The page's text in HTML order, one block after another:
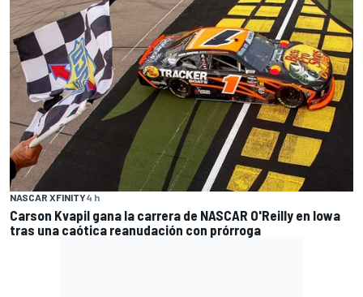
NASCAR XFINITY4 h
Carson Kvapil gana la carrera de NASCAR O'Reilly en Iowa
tras una caótica reanudación con prórroga